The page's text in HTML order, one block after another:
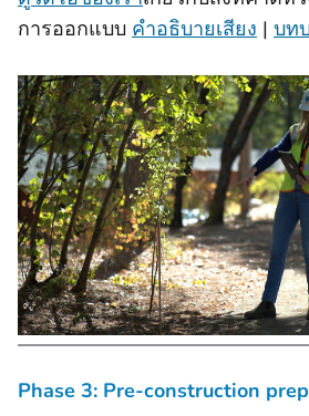
การออกแบบ คําอธิบายเสียง | บท
Phase 3: Pre-construction